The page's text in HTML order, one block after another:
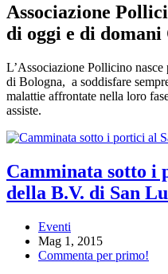
Associazione
di oggi e di domani
L’Associazione Pollicino
di Bologna, a soddisfare
malattie affrontate nella loro
assiste.
Camminata sotto i
della B.V. di San
Eventi
Mag 1, 2015
Commenta per primo!